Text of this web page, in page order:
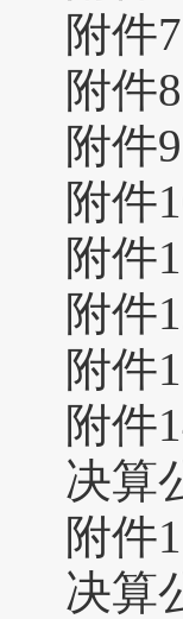
附件7
附件8
附件9
附件
附件
附件
附件
附件
决算
附件
决算